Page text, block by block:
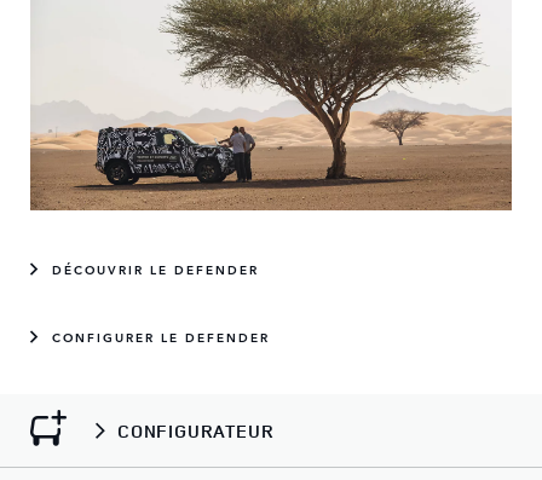
DÉCOUVRIR LE DEFENDER
CONFIGURER LE DEFENDER
CONFIGURATEUR